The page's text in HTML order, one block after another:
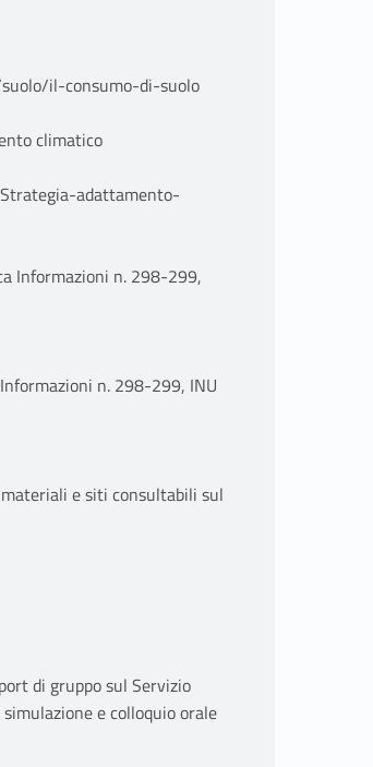
il-consumo-di-suolo
climatico
adattamento-
Informazioni n. 298-299,
n. 298-299, INU
e siti consultabili sul
di gruppo sul Servizio
e colloquio orale